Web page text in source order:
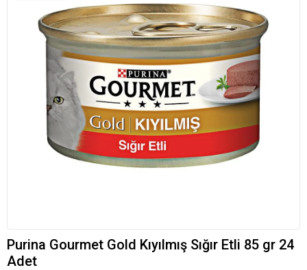
Purina Gourmet Gold Kıyılmış Sığır Etli 85 gr 24
Adet